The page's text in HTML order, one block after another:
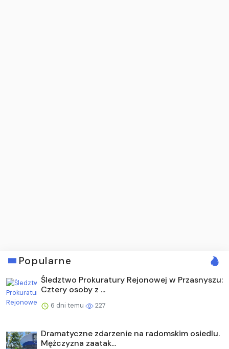
Popularne
Śledztwo Prokuratury Rejonowej w Przasnyszu:
Cztery osoby z ...
6 dni temu 227
Dramatyczne zdarzenie na radomskim osiedlu.
Mężczyzna zaatak...